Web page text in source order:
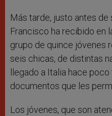
Más tarde, justo antes
Francisco ha recibido en
grupo de quince jóvenes
seis chicas, de distintas
llegado a Italia hace
documentos que les
Los jóvenes, que son